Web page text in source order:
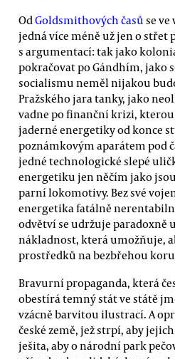
Od Goldsmithových časů se ve
jedná více méně už jen o střet
s argumentací: tak jako
pokračovat po Gándhím, jako
socialismu neměl nijakou
Pražského jara tanky, jako
vadne po finanční krizi,
jaderné energetiky od konce
poznámkovým aparátem pod
jedné technologické slepé
energetiku jen něčím jako
parní lokomotivy. Bez své
energetika fatálně
odvětví se udržuje paradoxně
nákladnost, která umožňuje,
prostředků na bezbřehou
Bravurní propaganda, která
obestírá temný stát ve státě
vzácně barvitou ilustrací. A
české země, jež strpí, aby
ješita, aby o národní park